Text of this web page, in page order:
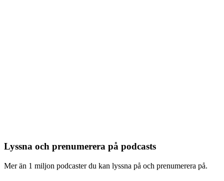
Lyssna och prenumerera på podcasts
Mer än 1 miljon podcaster du kan lyssna på och prenumerera på.